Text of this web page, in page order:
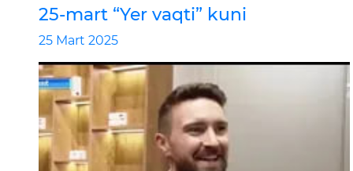
25-mart “Yer vaqti” kuni
25 Mart 2025